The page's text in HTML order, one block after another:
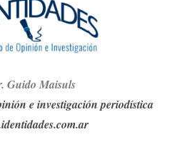
Guido Maisuls
e investigación periodística